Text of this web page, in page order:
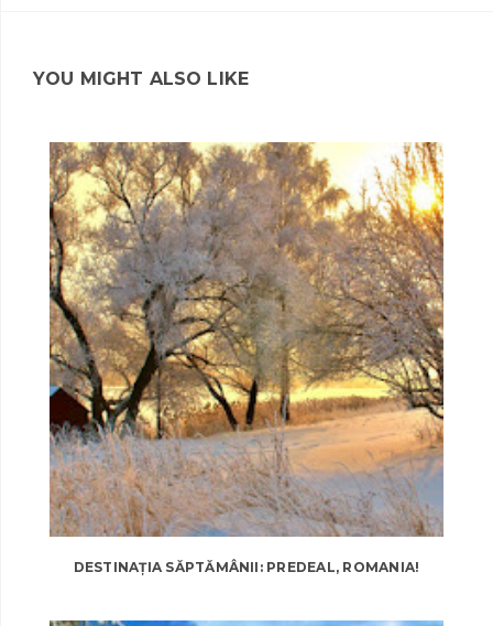
YOU MIGHT ALSO LIKE
DESTINAȚIA SĂPTĂMÂNII: PREDEAL, ROMANIA!